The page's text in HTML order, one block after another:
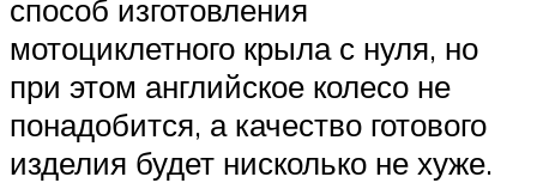
способ изготовления
мотоциклетного крыла с нуля, но
при этом английское колесо не
понадобится, а качество готового
изделия будет нисколько не хуже.